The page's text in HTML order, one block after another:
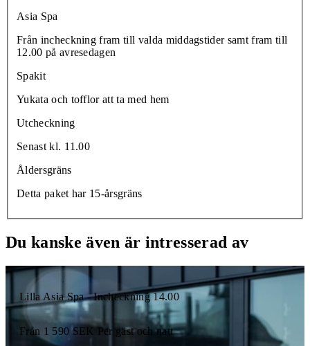
Asia Spa
Från incheckning fram till valda middagstider samt fram till
12.00 på avresedagen
Spakit
Yukata och tofflor att ta med hem
Utcheckning
Senast kl. 11.00
Åldersgräns
Detta paket har 15-årsgräns
Du kanske även är intresserad av
Lilla Asia Spa - Incheckning 14.00
Från 1 590 SEK Per gäst och natt